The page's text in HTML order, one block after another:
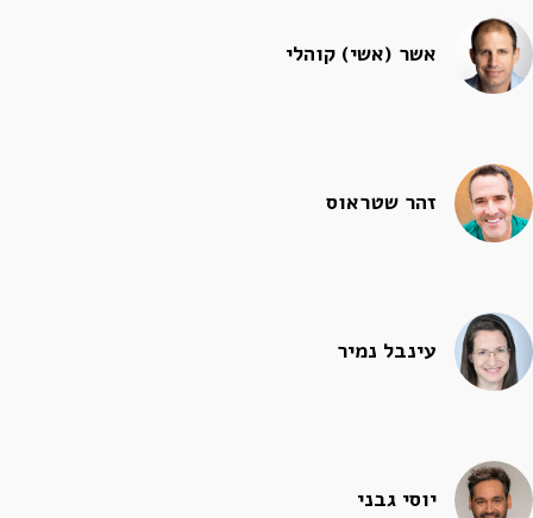
אשר (אשי) קוהלי
זהר שטראוס
עינבל נמיר
יוסי גבני